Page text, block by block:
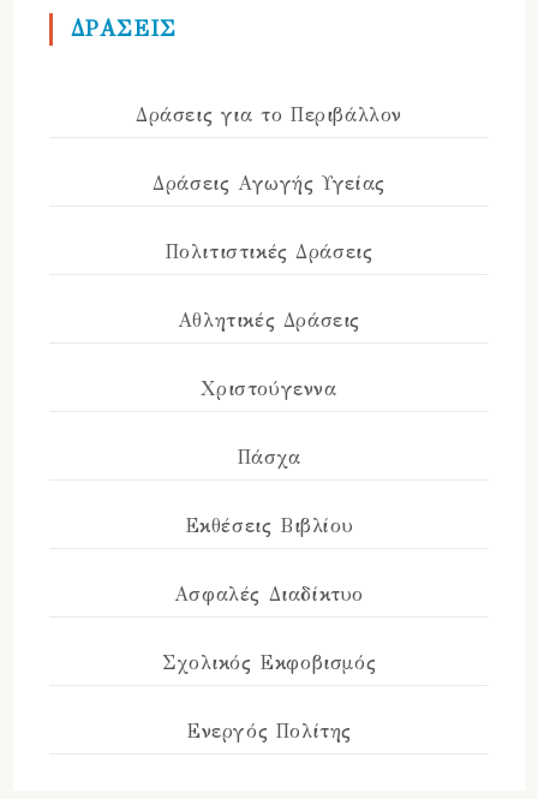
ΔΡΑΣΕΙΣ
Δράσεις για το Περιβάλλον
Δράσεις Αγωγής Υγείας
Πολιτιστικές Δράσεις
Αθλητικές Δράσεις
Χριστούγεννα
Πάσχα
Εκθέσεις Βιβλίου
Ασφαλές Διαδίκτυο
Σχολικός Εκφοβισμός
Ενεργός Πολίτης